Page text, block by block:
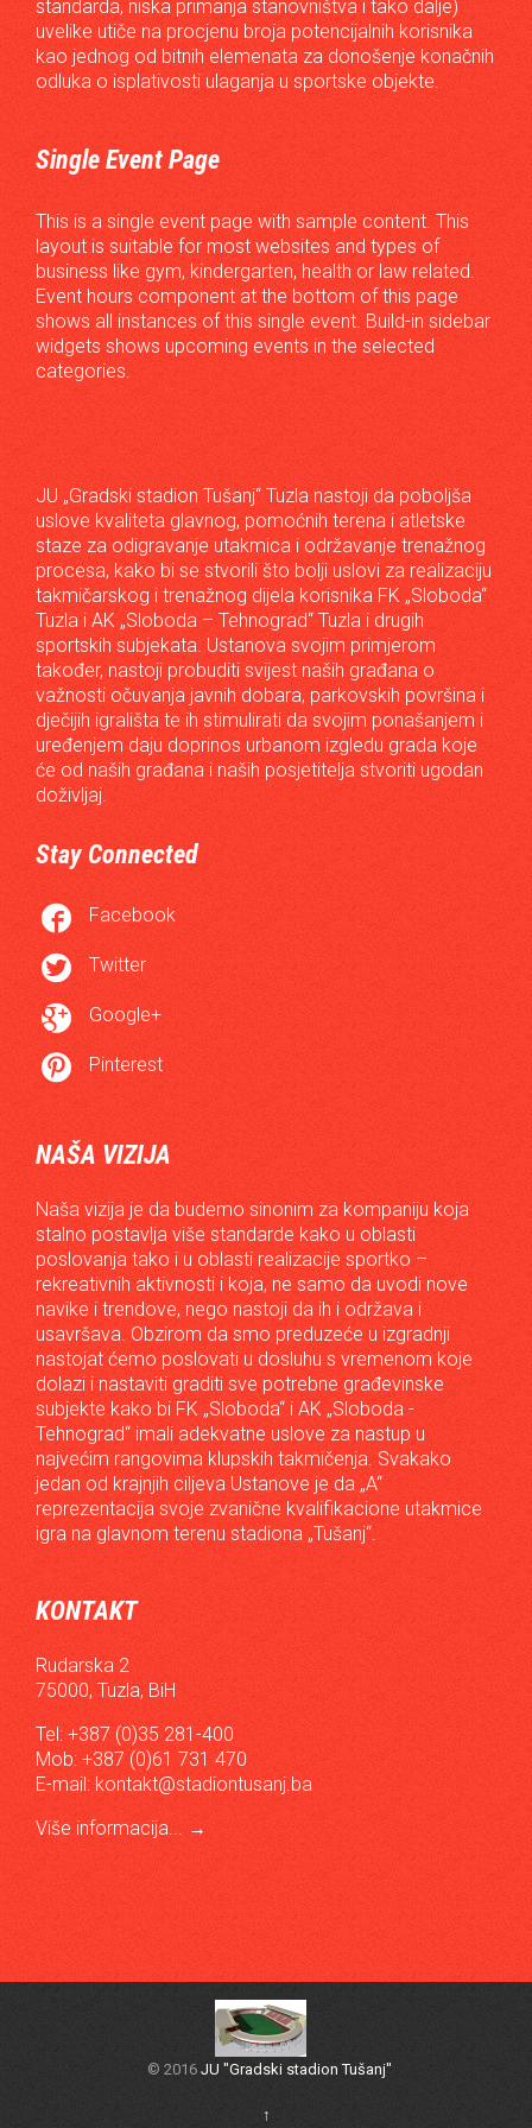
standarda, niska primanja stanovništva i tako dalje)
uvelike utiče na procjenu broja potencijalnih korisnika
kao jednog od bitnih elemenata za donošenje konačnih
odluka o isplativosti ulaganja u sportske objekte.
Single Event Page
This is a single event page with sample content. This
layout is suitable for most websites and types of
business like gym, kindergarten, health or law related.
Event hours component at the bottom of this page
shows all instances of this single event. Build-in sidebar
widgets shows upcoming events in the selected
categories.
JU „Gradski stadion Tušanj“ Tuzla nastoji da poboljša
uslove kvaliteta glavnog, pomoćnih terena i atletske
staze za odigravanje utakmica i održavanje trenažnog
procesa, kako bi se stvorili što bolji uslovi za realizaciju
takmičarskog i trenažnog dijela korisnika FK „Sloboda“
Tuzla i AK „Sloboda – Tehnograd“ Tuzla i drugih
sportskih subjekata. Ustanova svojim primjerom
također, nastoji probuditi svijest naših građana o
važnosti očuvanja javnih dobara, parkovskih površina i
dječijih igrališta te ih stimulirati da svojim ponašanjem i
uređenjem daju doprinos urbanom izgledu grada koje
će od naših građana i naših posjetitelja stvoriti ugodan
doživljaj.
Stay Connected
 Facebook
 Twitter
 Google+
 Pinterest
NAŠA VIZIJA
Naša vizija je da budemo sinonim za kompaniju koja
stalno postavlja više standarde kako u oblasti
poslovanja tako i u oblasti realizacije sportko –
rekreativnih aktivnosti i koja, ne samo da uvodi nove
navike i trendove, nego nastoji da ih i održava i
usavršava. Obzirom da smo preduzeće u izgradnji
nastojat ćemo poslovati u dosluhu s vremenom koje
dolazi i nastaviti graditi sve potrebne građevinske
subjekte kako bi FK „Sloboda“ i AK „Sloboda -
Tehnograd“ imali adekvatne uslove za nastup u
najvećim rangovima klupskih takmičenja. Svakako
jedan od krajnjih ciljeva Ustanove je da „A“
reprezentacija svoje zvanične kvalifikacione utakmice
igra na glavnom terenu stadiona „Tušanj“.
KONTAKT
Rudarska 2
75000, Tuzla, BiH
Tel: +387 (0)35 281-400
Mob: +387 (0)61 731 470
E-mail: kontakt@stadiontusanj.ba
Više informacija... →
© 2016 JU "Gradski stadion Tušanj"
↑